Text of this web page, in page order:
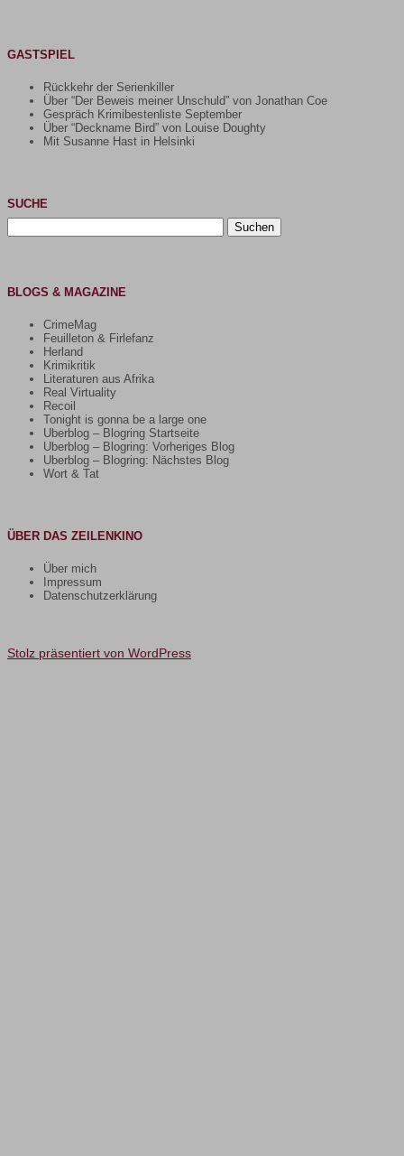
GASTSPIEL
Rückkehr der Serienkiller
Über “Der Beweis meiner Unschuld” von Jonathan Coe
Gespräch Krimibestenliste September
Über “Deckname Bird” von Louise Doughty
Mit Susanne Hast in Helsinki
SUCHE
Suchen
nach:
BLOGS & MAGAZINE
CrimeMag
Feuilleton & Firlefanz
Herland
Krimikritik
Literaturen aus Afrika
Real Virtuality
Recoil
Tonight is gonna be a large one
Uberblog – Blogring Startseite
Uberblog – Blogring: Vorheriges Blog
Uberblog – Blogring: Nächstes Blog
Wort & Tat
ÜBER DAS ZEILENKINO
Über mich
Impressum
Datenschutzerklärung
Stolz präsentiert von WordPress